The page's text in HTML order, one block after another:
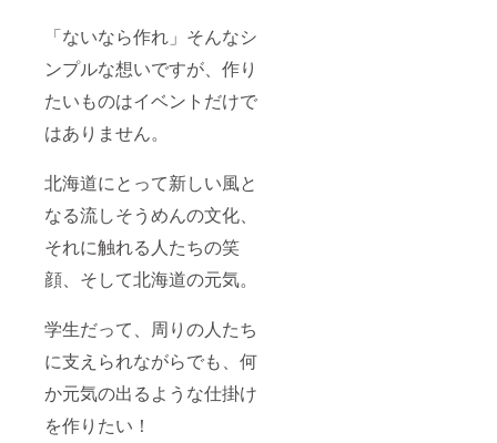
「ないなら作れ」そんなシ
ンプルな想いですが、作り
たいものはイベントだけで
はありません。
北海道にとって新しい風と
なる流しそうめんの文化、
それに触れる人たちの笑
顔、そして北海道の元気。
学生だって、周りの人たち
に支えられながらでも、何
か元気の出るような仕掛け
を作りたい！